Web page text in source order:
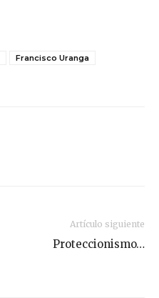
Francisco Uranga
Artículo siguiente
Proteccionismo…